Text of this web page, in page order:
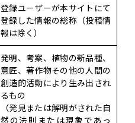
登録ユーザーが本サイトにて
登録した情報の総称（投稿情
報は除く）
発明、考案、植物の新品種、
意匠、著作物その他の人間の
創造的活動により生み出され
るもの
（発見または解明がされた自
然の法則または現象であっ